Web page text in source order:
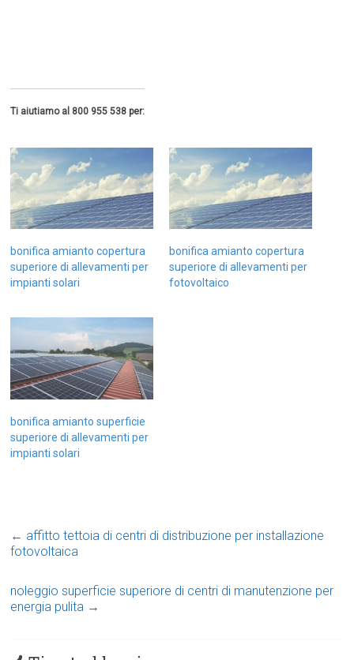
Ti aiutiamo al 800 955 538 per:
bonifica amianto copertura
superiore di allevamenti per
impianti solari
bonifica amianto copertura
superiore di allevamenti per
fotovoltaico
bonifica amianto superficie
superiore di allevamenti per
impianti solari
← affitto tettoia di centri di distribuzione per installazione
fotovoltaica
noleggio superficie superiore di centri di manutenzione per
energia pulita →